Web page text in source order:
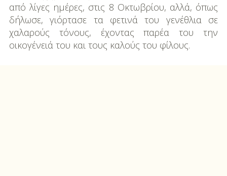
Υγεία – Ψυχολογία
από λίγες ημέρες, στις 8 Οκτωβρίου, αλλά, όπως
δήλωσε, γιόρτασε τα φετινά του γενέθλια σε
χαλαρούς τόνους, έχοντας παρέα του την
οικογένειά του και τους καλούς του φίλους.